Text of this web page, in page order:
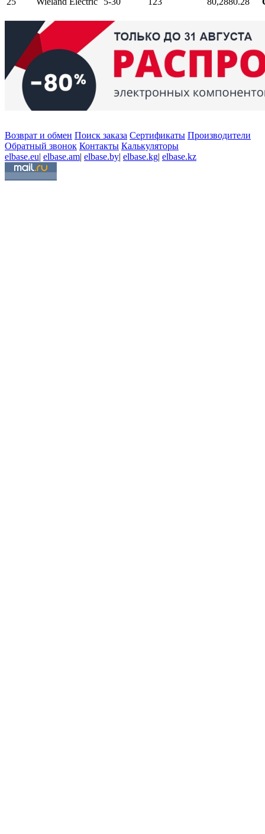
Возврат и обмен Поиск заказа Сертификаты Производители
Обратный звонок Контакты Калькуляторы
elbase.eu| elbase.am| elbase.by| elbase.kg| elbase.kz